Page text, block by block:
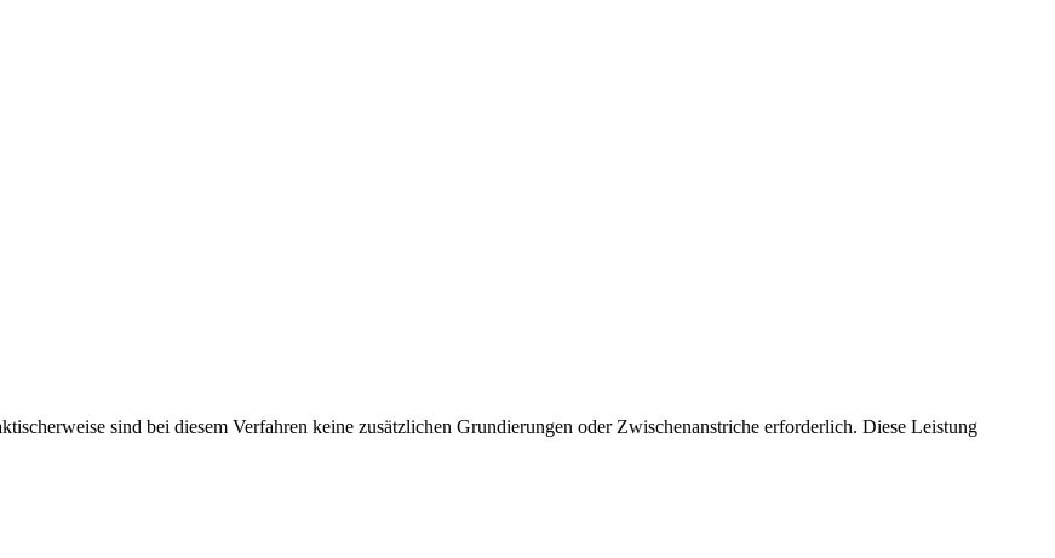
sind bei diesem Verfahren keine zusätzlichen Grundierungen oder Zwischenanstriche erforderlich. Diese Leistung